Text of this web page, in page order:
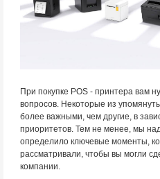
При покупке POS - принтера вам
вопросов. Некоторые из
более важными, чем другие, в
приоритетов. Тем не менее, мы
определило ключевые моменты,
рассматривали, чтобы вы могли
компании.